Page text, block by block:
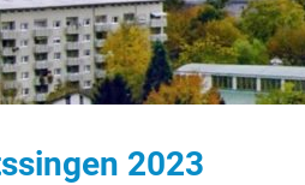
2023